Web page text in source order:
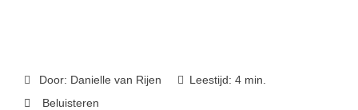
Door: Danielle van Rijen
Leestijd: 4 min.
Beluisteren